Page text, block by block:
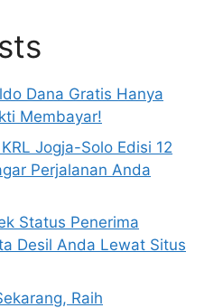
Dana Gratis Hanya
Membayar!
Jogja-Solo Edisi 12
Perjalanan Anda
Status Penerima
Desil Anda Lewat Situs
Raih